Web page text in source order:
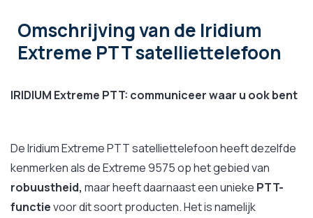
Omschrijvingvan de Iridium
Extreme PTT satelliettelefoon
IRIDIUM Extreme PTT: communiceer waar u ook bent
De Iridium Extreme PTT satelliettelefoon heeft dezelfde
kenmerken als de Extreme 9575 op het gebied van
robuustheid, maar heeft daarnaast een unieke PTT-
functievoor dit soort producten. Het is namelijk